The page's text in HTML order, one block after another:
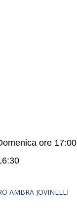
ore 17:00
AMBRA JOVINELLI